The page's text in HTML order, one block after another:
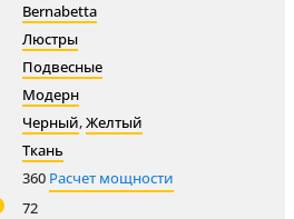
Bernabetta
Люстры
Подвесные
Модерн
Черный,Желтый
Ткань
360 Расчет мощности
72